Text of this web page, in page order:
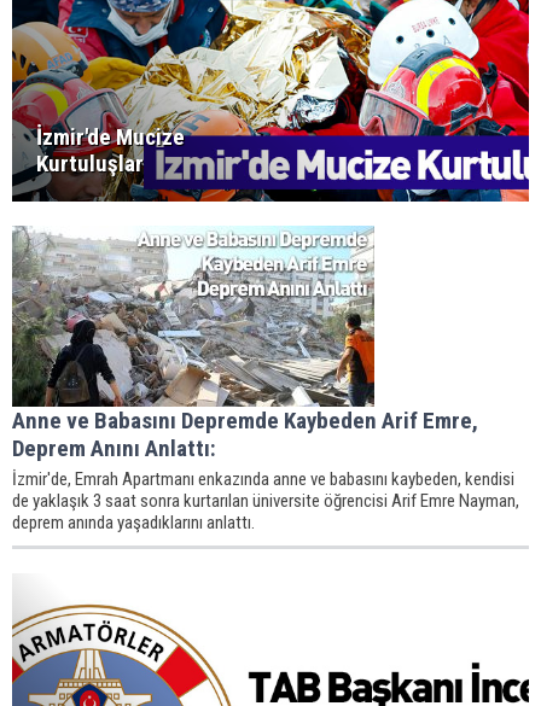
İzmir'de Mucize
Kurtuluşlar
Anne ve Babasını Depremde Kaybeden Arif Emre,
Deprem Anını Anlattı:
İzmir'de, Emrah Apartmanı enkazında anne ve babasını kaybeden, kendisi
de yaklaşık 3 saat sonra kurtarılan üniversite öğrencisi Arif Emre Nayman,
deprem anında yaşadıklarını anlattı.